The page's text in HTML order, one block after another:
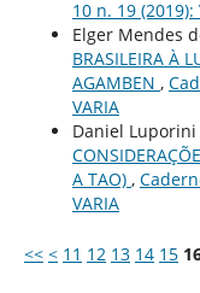
10 n. 19 (2019):
Elger Mendes
BRASILEIRA À
AGAMBEN ,
VARIA
Daniel Luporini
A TAO) ,
VARIA
<< < 11 12 13 14 15